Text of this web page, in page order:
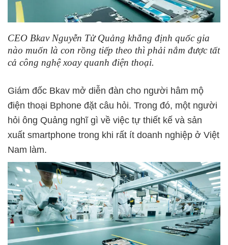
CEO Bkav Nguyễn Tử Quảng khẳng định quốc gia
nào muốn là con rồng tiếp theo thì phải nắm được tất
cả công nghệ xoay quanh điện thoại.
Giám đốc Bkav mở diễn đàn cho người hâm mộ
điện thoại Bphone đặt câu hỏi. Trong đó, một người
hỏi ông Quảng nghĩ gì về việc tự thiết kế và sản
xuất smartphone trong khi rất ít doanh nghiệp ở Việt
Nam làm.